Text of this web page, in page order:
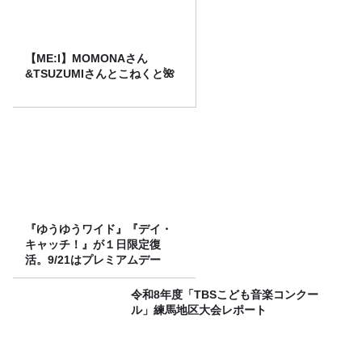
【ME:I】MOMONAさん
&TSUZUMIさんとこねくと🌺
『ゆうゆうワイド』『デイ・
キャッチ！』が１日限定復
活。9/21はプレミアムデー
令和8年度「TBSこども音楽コンクー
ル」練馬地区大会レポート